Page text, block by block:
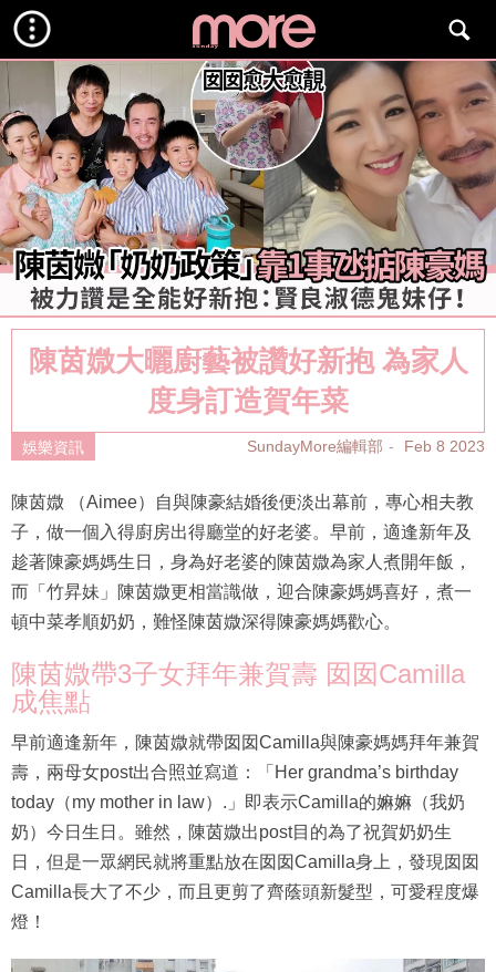
陳茵媺大曬廚藝被讚好新抱 為家人
度身訂造賀年菜
娛樂資訊 SundayMore編輯部 Feb 8 2023
陳茵媺 （Aimee）自與陳豪結婚後便淡出幕前，專心相夫教
子，做一個入得廚房出得廳堂的好老婆。早前，適逢新年及
趁著陳豪媽媽生日，身為好老婆的陳茵媺為家人煮開年飯，
而「竹昇妹」陳茵媺更相當識做，迎合陳豪媽媽喜好，煮一
頓中菜孝順奶奶，難怪陳茵媺深得陳豪媽媽歡心。
陳茵媺帶3子女拜年兼賀壽 囡囡Camilla
成焦點
早前適逢新年，陳茵媺就帶囡囡Camilla與陳豪媽媽拜年兼賀
壽，兩母女post出合照並寫道：「Her grandma’s birthday
today（my mother in law）.」即表示Camilla的嫲嫲（我奶
奶）今日生日。雖然，陳茵媺出post目的為了祝賀奶奶生
日，但是一眾網民就將重點放在囡囡Camilla身上，發現囡囡
Camilla長大了不少，而且更剪了齊蔭頭新髮型，可愛程度爆
燈！